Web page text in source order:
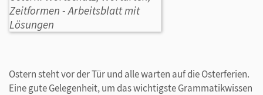
Ostern steht vor der Tür und alle warten auf die Osterferien.
Eine gute Gelegenheit, um das wichtigste Grammatikwissen